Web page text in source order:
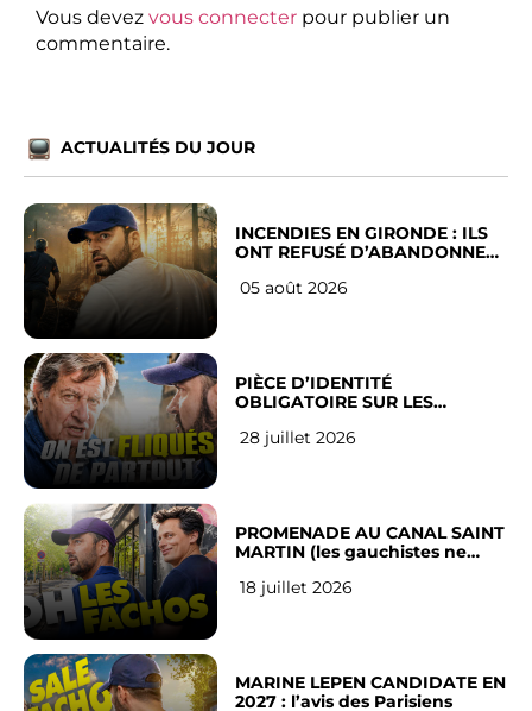
Vous devez vous connecter pour publier un
commentaire.
ACTUALITÉS DU JOUR
INCENDIES EN GIRONDE : ILS
ONT REFUSÉ D’ABANDONNER
05 août 2026
PIÈCE D’IDENTITÉ
OBLIGATOIRE SUR LES
Français
28 juillet 2026
PROMENADE AU CANAL SAINT
MARTIN (les gauchistes ne
18 juillet 2026
MARINE LEPEN CANDIDATE EN
2027 : l’avis des Parisiens